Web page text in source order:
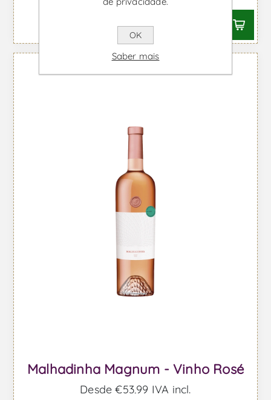
Malhadinha Magnum - Vinho Rosé
Desde €53,99 IVA incl.
OK
Saber mais